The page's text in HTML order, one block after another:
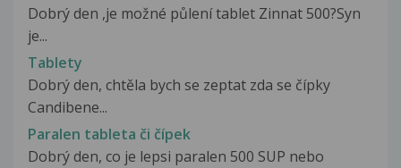
Dobrý den ,je možné půlení tablet Zinnat 500?Syn
je...
Tablety
Dobrý den, chtěla bych se zeptat zda se čípky
Candibene...
Paralen tableta či čípek
Dobrý den, co je lepsi paralen 500 SUP nebo